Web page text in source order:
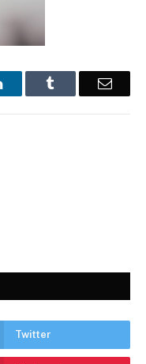
LinkedIn Email
Twitter